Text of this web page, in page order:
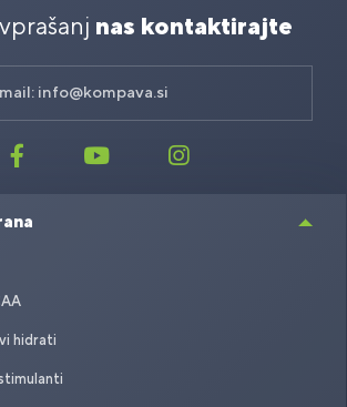
nas kontaktirajte
info@kompava.si
hidrati